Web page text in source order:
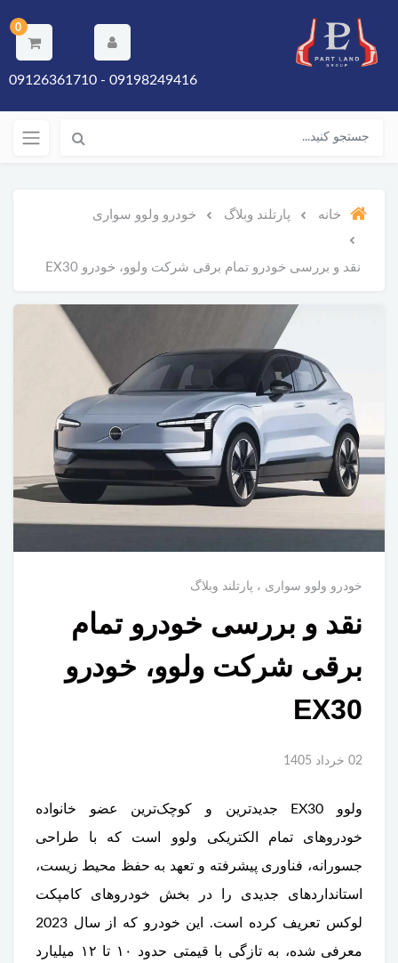
0
09198249416 - 09126361710
خانه پارتلند وبلاگ خودرو ولوو سواری
نقد و بررسی خودرو تمام برقی شرکت ولوو، خودرو EX30
خودرو ولوو سواری پارتلند وبلاگ
نقد و بررسی خودرو تمام
برقی شرکت ولوو، خودرو
EX30
02 خرداد 1405
ولوو EX30 جدیدترین و کوچک‌ترین عضو خانواده
خودروهای تمام الکتریکی ولوو است که با طراحی
جسورانه، فناوری پیشرفته و تعهد به حفظ محیط زیست،
استانداردهای جدیدی را در بخش خودروهای کامپکت
لوکس تعریف کرده است. این خودرو که از سال 2023
معرفی شده، به تازگی با قیمتی حدود ۱۰ تا ۱۲ میلیارد